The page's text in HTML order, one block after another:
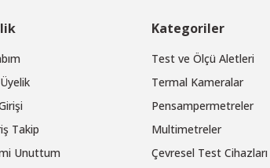
Takip
Unuttum
Kategoriler
Test ve Ölçü Aletleri
Termal Kameralar
Pensampermetreler
Multimetreler
Çevresel Test Cihazları